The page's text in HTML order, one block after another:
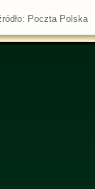
Poczta Polska